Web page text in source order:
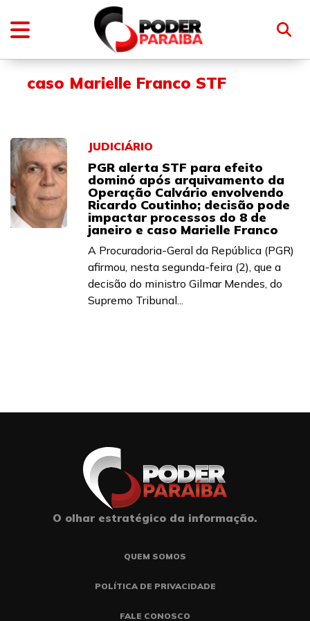
caso Marielle Franco STF
JUDICIÁRIO
PGR alerta STF para efeito
dominó após arquivamento da
Operação Calvário envolvendo
Ricardo Coutinho; decisão pode
impactar processos do 8 de
janeiro e caso Marielle Franco
A Procuradoria-Geral da República (PGR)
afirmou, nesta segunda-feira (2), que a
decisão do ministro Gilmar Mendes, do
Supremo Tribunal...
O olhar estratégico da informação.
QUEM SOMOS
POLÍTICA DE PRIVACIDADE
FALE CONOSCO